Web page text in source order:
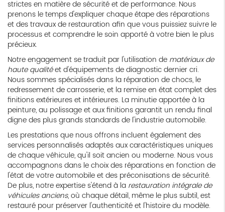
strictes en matière de sécurité et de performance. Nous
prenons le temps d'expliquer chaque étape des réparations
et des travaux de restauration afin que vous puissiez suivre le
processus et comprendre le soin apporté à votre bien le plus
précieux.
Notre engagement se traduit par l'utilisation de matériaux de
haute qualitéet d'équipements de diagnostic dernier cri.
Nous sommes spécialisés dans la réparation de chocs, le
redressement de carrosserie, et la remise en état complet des
finitions extérieures et intérieures. La minutie apportée à la
peinture, au polissage et aux finitions garantit un rendu final
digne des plus grands standards de l'industrie automobile.
Les prestations que nous offrons incluent également des
services personnalisés adaptés aux caractéristiques uniques
de chaque véhicule, qu'il soit ancien ou moderne. Nous vous
accompagnons dans le choix des réparations en fonction de
l'état de votre automobile et des préconisations de sécurité.
De plus, notre expertise s'étend à la restauration intégrale de
véhicules anciens, où chaque détail, même le plus subtil, est
restauré pour préserver l'authenticité et l'histoire du modèle.